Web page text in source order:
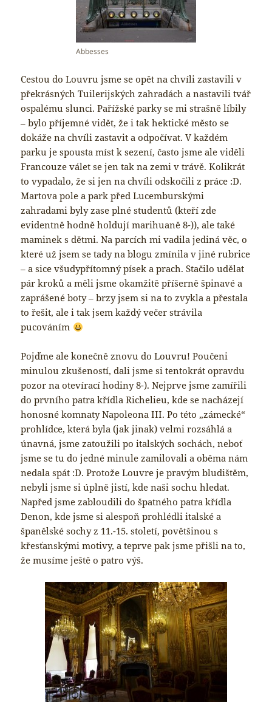
Abbesses
Cestou do Louvru jsme se opět na chvíli zastavili v
překrásných Tuilerijských zahradách a nastavili tvář
ospalému slunci. Pařížské parky se mi strašně líbily
– bylo příjemné vidět, že i tak hektické město se
dokáže na chvíli zastavit a odpočívat. V každém
parku je spousta míst k sezení, často jsme ale viděli
Francouze válet se jen tak na zemi v trávě. Kolikrát
to vypadalo, že si jen na chvíli odskočili z práce :D.
Martova pole a park před Lucemburskými
zahradami byly zase plné studentů (kteří zde
evidentně hodně holdují marihuaně 8-)), ale také
maminek s dětmi. Na parcích mi vadila jediná věc, o
které už jsem se tady na blogu zmínila v jiné rubrice
– a sice všudypřítomný písek a prach. Stačilo udělat
pár kroků a měli jsme okamžitě příšerně špinavé a
zaprášené boty – brzy jsem si na to zvykla a přestala
to řešit, ale i tak jsem každý večer strávila
pucováním
Pojďme ale konečně znovu do Louvru! Poučeni
minulou zkušeností, dali jsme si tentokrát opravdu
pozor na otevírací hodiny 8-). Nejprve jsme zamířili
do prvního patra křídla Richelieu, kde se nacházejí
honosné komnaty Napoleona III. Po této „zámecké“
prohlídce, která byla (jak jinak) velmi rozsáhlá a
únavná, jsme zatoužili po italských sochách, neboť
jsme se tu do jedné minule zamilovali a oběma nám
nedala spát :D. Protože Louvre je pravým bludištěm,
nebyli jsme si úplně jistí, kde naši sochu hledat.
Napřed jsme zabloudili do špatného patra křídla
Denon, kde jsme si alespoň prohlédli italské a
španělské sochy z 11.-15. století, povětšinou s
křesťanskými motivy, a teprve pak jsme přišli na to,
že musíme ještě o patro výš.